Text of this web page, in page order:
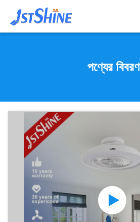
পণ্যের বিবরণ